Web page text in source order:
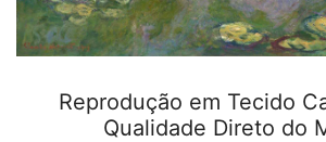
Reprodução em Tecido
Qualidade Direto do